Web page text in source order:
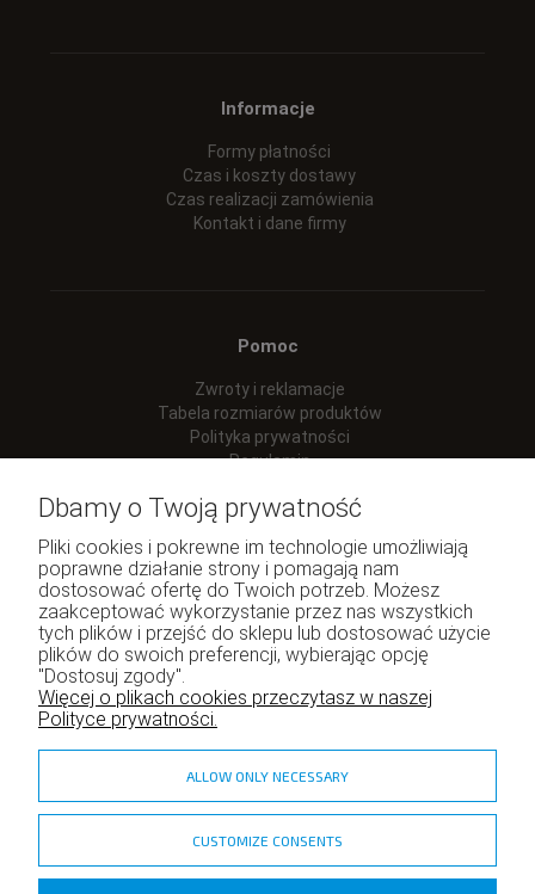
Informacje
Formy płatności
Czas i koszty dostawy
Czas realizacji zamówienia
Kontakt i dane firmy
Pomoc
Zwroty i reklamacje
Tabela rozmiarów produktów
Polityka prywatności
Regulamin
Moje konto
Twoje zamówienia
Program lojalnościowy
Dbamy o Twoją prywatność
Pliki cookies i pokrewne im technologie umożliwiają
poprawne działanie strony i pomagają nam
dostosować ofertę do Twoich potrzeb. Możesz
zaakceptować wykorzystanie przez nas wszystkich
tych plików i przejść do sklepu lub dostosować użycie
plików do swoich preferencji, wybierając opcję
"Dostosuj zgody".
Więcej o plikach cookies przeczytasz w naszej
Polityce prywatności.
ALLOW ONLY NECESSARY
CUSTOMIZE CONSENTS